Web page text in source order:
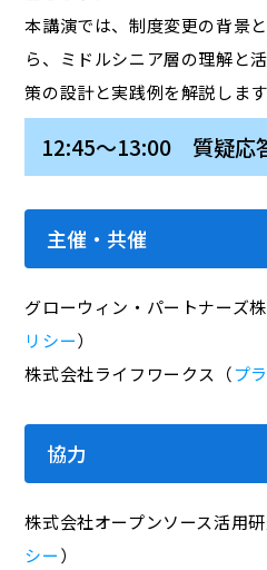
本講演では、制度変更の背景
ら、ミドルシニア層の理解と
策の設計と実践例を解説します
12:45～13:00 質疑応
主催・共催
グローウィン・パートナーズ
リシー）
株式会社ライフワークス（プ
協力
株式会社オープンソース活用
シー）